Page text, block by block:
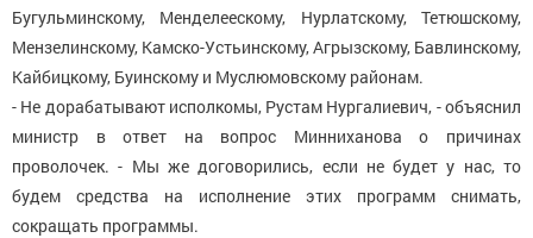
Бугульминскому, Менделеескому, Нурлатскому, Тетюшскому,
Мензелинскому, Камско-Устьинскому, Агрызскому, Бавлинскому,
Кайбицкому, Буинскому и Муслюмовскому районам.
- Не дорабатывают исполкомы, Рустам Нургалиевич, - объяснил
министр в ответ на вопрос Минниханова о причинах
проволочек. - Мы же договорились, если не будет у нас, то
будем средства на исполнение этих программ снимать,
сокращать программы.